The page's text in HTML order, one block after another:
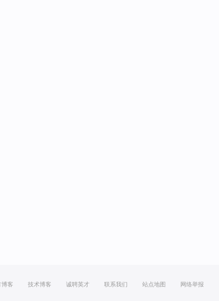
博客 技术博客 诚聘英才 联系我们 站点地图 网络举报